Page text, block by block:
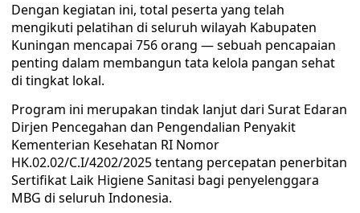
Dengan kegiatan ini, total peserta yang telah
mengikuti pelatihan di seluruh wilayah Kabupaten
Kuningan mencapai 756 orang — sebuah pencapaian
penting dalam membangun tata kelola pangan sehat
di tingkat lokal.
Program ini merupakan tindak lanjut dari Surat Edaran
Dirjen Pencegahan dan Pengendalian Penyakit
Kementerian Kesehatan RI Nomor
HK.02.02/C.I/4202/2025 tentang percepatan penerbitan
Sertifikat Laik Higiene Sanitasi bagi penyelenggara
MBG di seluruh Indonesia.